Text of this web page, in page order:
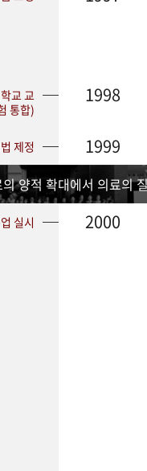
교 교
통합)
1998
제정 1999
양적 확대에서 의료의
실시 2000